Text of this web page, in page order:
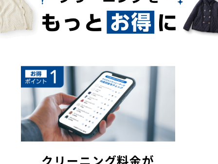
クリーニング料金が